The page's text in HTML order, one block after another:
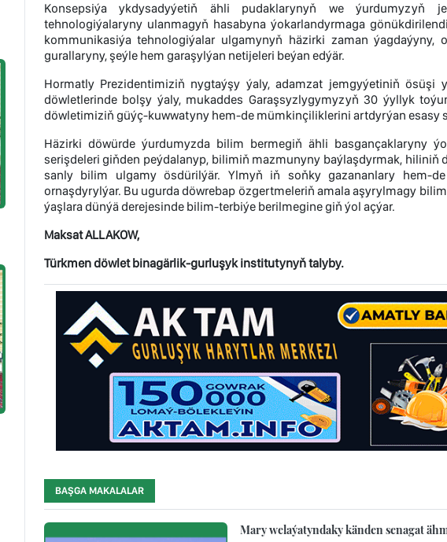
Konsepsiýa ykdysadyýetiň ähli pudaklarynyň we ýurdumyzyň
tehnologiýalaryny ulanmagyň hasabyna ýokarlandyrmaga
kommunikasiýa tehnologiýalar ulgamynyň häzirki zaman
gurallaryny, şeýle hem garaşylýan netijeleri beýan edýär.
Hormatly Prezidentimiziň nygtaýşy ýaly, adamzat jemgyýetiniň
döwletlerinde bolşy ýaly, mukaddes Garaşsyzlygymyzyň 30 ýyllyk
döwletimiziň güýç-kuwwatyny hem-de mümkinçiliklerini artdyrýan esasy
Häzirki döwürde ýurdumyzda bilim bermegiň ähli basgançaklaryny
serişdeleri giňden peýdalanyp, bilimiň mazmunyny baýlaşdyrmak,
sanly bilim ulgamy ösdürilýär. Ylmyň iň soňky gazananlary hem-
ornaşdyrylýar. Bu ugurda döwrebap özgertmeleriň amala aşyrylmagy
ýaşlara dünýä derejesinde bilim-terbiýe berilmegine giň ýol açýar.
Maksat ALLAKOW,
Türkmen döwlet binagärlik-gurluşyk institutynyň talyby.
BAŞGA MAKALALAR
Mary welaýatyndaky känden senagat